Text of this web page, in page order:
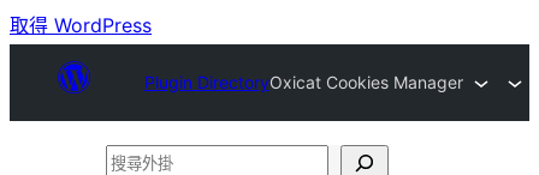
內
取得 WordPress
Plugin DirectoryOxicat Cookies Manager
搜